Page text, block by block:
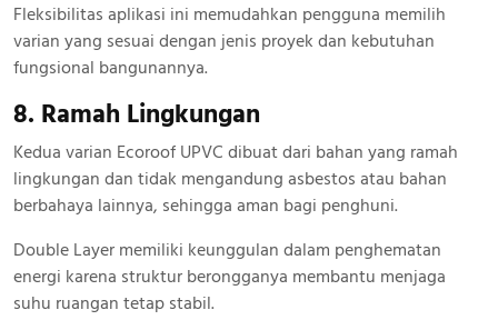
Fleksibilitas aplikasi ini memudahkan pengguna memilih
varian yang sesuai dengan jenis proyek dan kebutuhan
fungsional bangunannya.
8. Ramah Lingkungan
Kedua varian Ecoroof UPVC dibuat dari bahan yang ramah
lingkungan dan tidak mengandung asbestos atau bahan
berbahaya lainnya, sehingga aman bagi penghuni.
Double Layer memiliki keunggulan dalam penghematan
energi karena struktur berongganya membantu menjaga
suhu ruangan tetap stabil.